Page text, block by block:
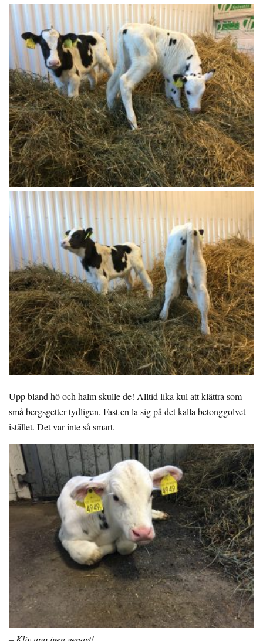
Upp bland hö och halm skulle de! Alltid lika kul att klättra som
små bergsgetter tydligen. Fast en la sig på det kalla betonggolvet
istället. Det var inte så smart.